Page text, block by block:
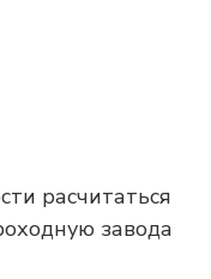
расчитаться
завода